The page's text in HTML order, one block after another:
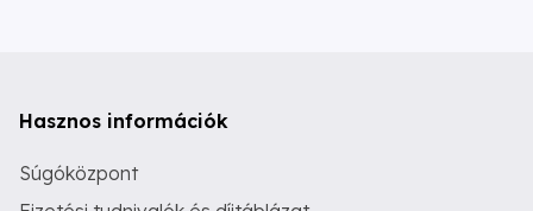
Hasznos információk
Súgóközpont